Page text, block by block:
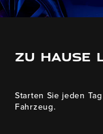
ZU HAUSE
Starten Sie jeden
Fahrzeug.